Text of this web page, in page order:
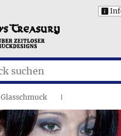
i
Glasschmuck I
Modeschmuck aus Glas
Bögen aus Kristall • Collier